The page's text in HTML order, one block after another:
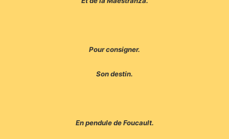
Pour consigner.
Son destin.
En pendule de Foucault.